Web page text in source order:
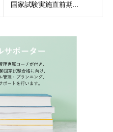
国家試験実施直前期...